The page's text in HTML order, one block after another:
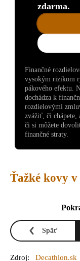
zdarma.
Finančné
vysokým rizikom
pákového efektu.
dochádza k
rozdielovými
zvážiť, či chápete,
či si môžete
finančné straty.
Ťažké kovy v
Späť
Zdroj: Decathlon.sk